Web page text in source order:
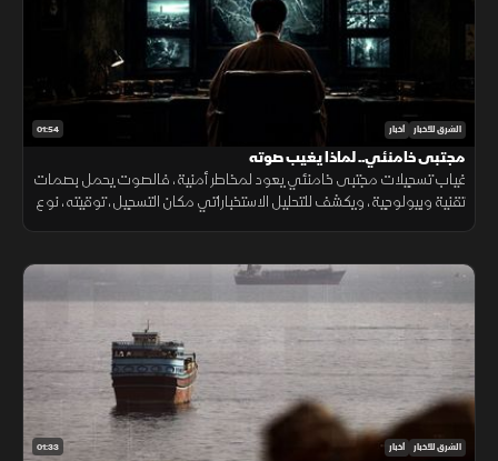
01:54 الشرق للأخبار أخبار
مجتبى خامنئي.. لماذا يغيب صوته
غياب تسجيلات مجتبى خامنئي يعود لمخاطر أمنية، فالصوت يحمل بصمات
تقنية وبيولوجية، ويكشف للتحليل الاستخباراتي مكان التسجيل، توقيته، نوع
01:33 الشرق للأخبار أخبار